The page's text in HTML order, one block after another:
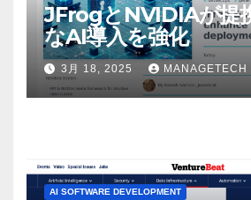
JFrogとNVIDIAが提
なAI導入を強化
3月 18, 2025 MANAGETECH
AI SOFTWARE DEVELOPMENT